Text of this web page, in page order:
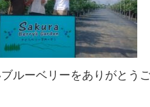
ルーベリーをありがとう